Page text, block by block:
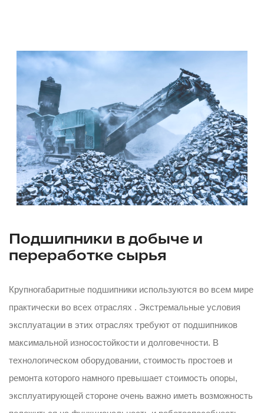
Подшипники в добыче и
переработке сырья
Крупногабаритные подшипники используются во всем мире
практически во всех отраслях . Экстремальные условия
эксплуатации в этих отраслях требуют от подшипников
максимальной износостойкости и долговечности. В
технологическом оборудовании, стоимость простоев и
ремонта которого намного превышает стоимость опоры,
эксплуатирующей стороне очень важно иметь возможность